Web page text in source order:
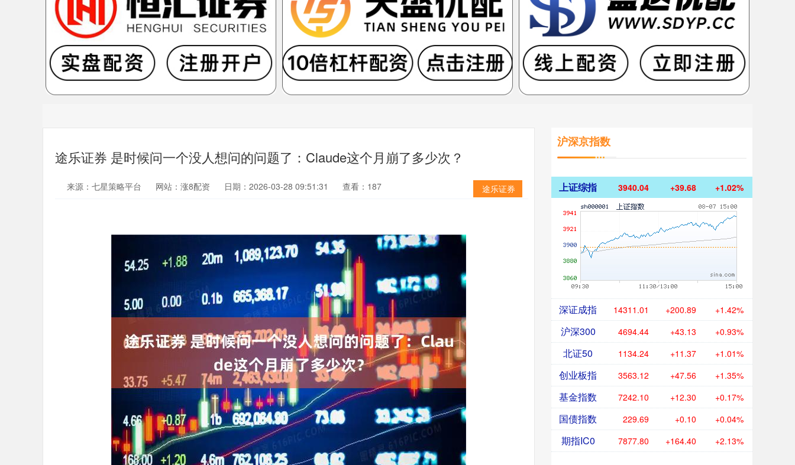
途乐证券 是时候问一个没人想问的问题了：Claude这个月崩了多少次？
途乐证券
来源：七星策略平台 网站：涨8配资 日期：2026-03-28 09:51:31 查看：187
沪深京指数
上证综指 3940.04 +39.68 +1.02%
深证成指 14311.01 +200.89 +1.42%
沪深300 4694.44 +43.13 +0.93%
北证50 1134.24 +11.37 +1.01%
创业板指 3563.12 +47.56 +1.35%
基金指数 7242.10 +12.30 +0.17%
国债指数 229.69 +0.10 +0.04%
期指IC0 7877.80 +164.40 +2.13%